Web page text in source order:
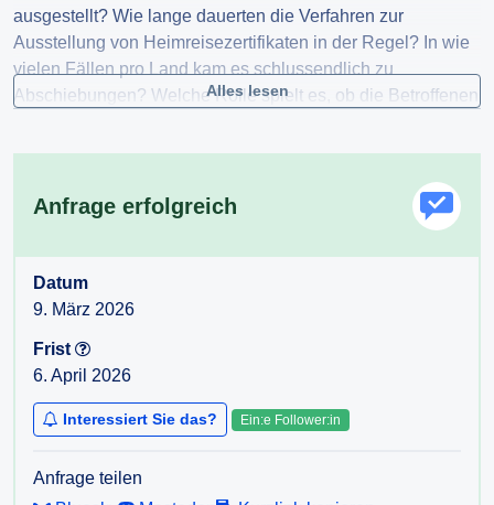
ausgestellt? Wie lange dauerten die Verfahren zur
Ausstellung von Heimreisezertifikaten in der Regel? In wie
vielen Fällen pro Land kam es schlussendlich zu
Abschiebungen? Welche Rolle spielt es, ob die Betroffenen
Alles lesen
Anfrage erfolgreich
Datum
9. März 2026
Frist
6. April 2026
Interessiert Sie das? Ein:e Follower:in
Anfrage teilen